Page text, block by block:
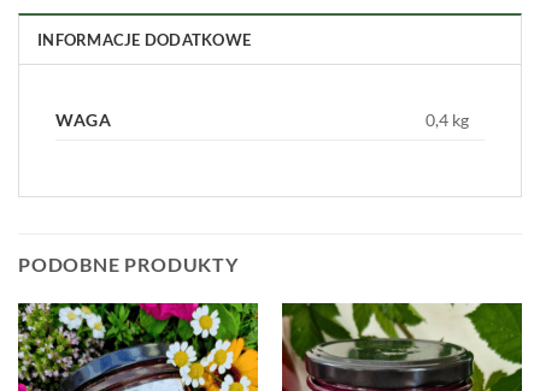
INFORMACJE DODATKOWE
WAGA 0,4 kg
PODOBNE PRODUKTY